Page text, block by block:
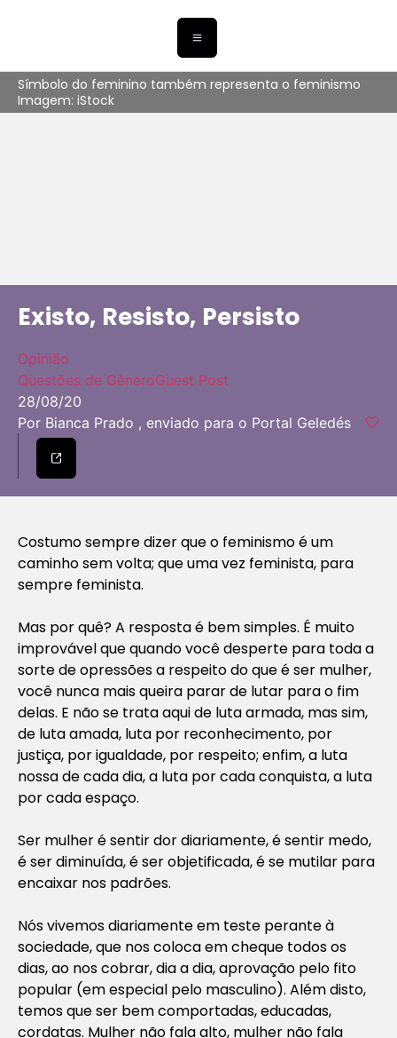
Símbolo do feminino também representa o feminismo
Imagem: iStock
Existo, Resisto, Persisto
Opinião
Questões de GêneroGuest Post
28/08/20
Por Bianca Prado , enviado para o Portal Geledés
Costumo sempre dizer que o feminismo é um
caminho sem volta; que uma vez feminista, para
sempre feminista.
Mas por quê? A resposta é bem simples. É muito
improvável que quando você desperte para toda a
sorte de opressões a respeito do que é ser mulher,
você nunca mais queira parar de lutar para o fim
delas. E não se trata aqui de luta armada, mas sim,
de luta amada, luta por reconhecimento, por
justiça, por igualdade, por respeito; enfim, a luta
nossa de cada dia, a luta por cada conquista, a luta
por cada espaço.
Ser mulher é sentir dor diariamente, é sentir medo,
é ser diminuída, é ser objetificada, é se mutilar para
encaixar nos padrões.
Nós vivemos diariamente em teste perante à
sociedade, que nos coloca em cheque todos os
dias, ao nos cobrar, dia a dia, aprovação pelo fito
popular (em especial pelo masculino). Além disto,
temos que ser bem comportadas, educadas,
cordatas. Mulher não fala alto, mulher não fala